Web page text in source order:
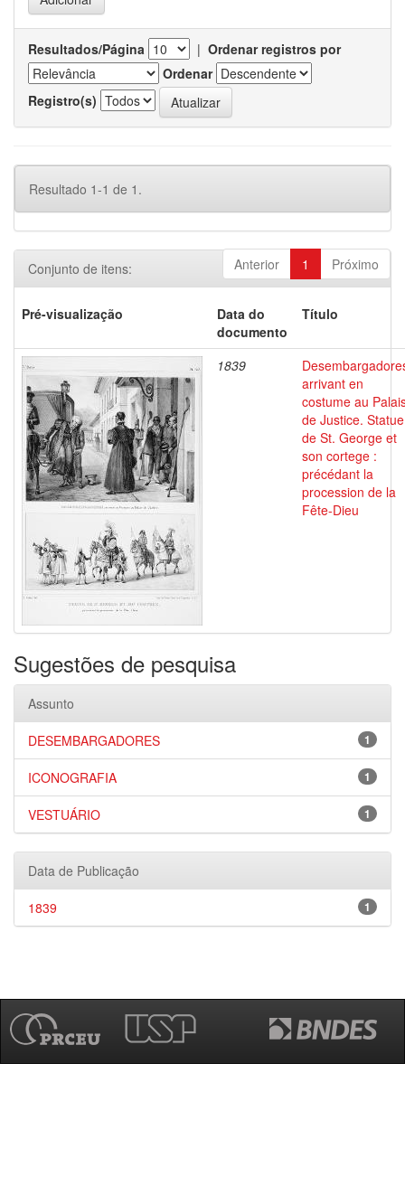
Resultados/Página | Ordenar registros por
Ordenar
Registro(s)
Resultado 1-1 de 1.
Anterior 1 Próximo
Conjunto de itens:
Pré-visualização
Data do
documento
Título
1839
arrivant en
costume au
de Justice. Statue
de St. George et
son cortege :
précédant la
procession de la
Fête-Dieu
Sugestões de pesquisa
Assunto
1
DESEMBARGADORES
1
ICONOGRAFIA
1
VESTUÁRIO
Data de Publicação
1
1839